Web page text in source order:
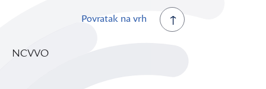
Povratak na vrh
NCVVO